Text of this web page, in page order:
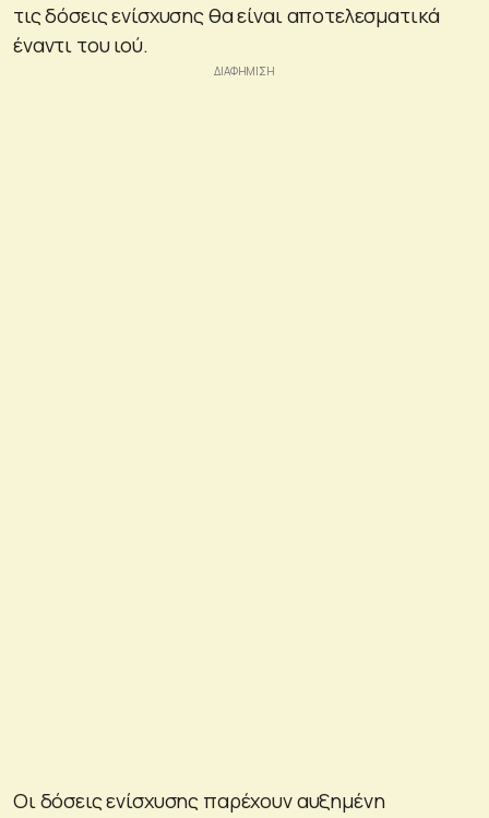
τις δόσεις ενίσχυσης θα είναι αποτελεσματικά
έναντι του ιού.
Οι δόσεις ενίσχυσης παρέχουν αυξημένη